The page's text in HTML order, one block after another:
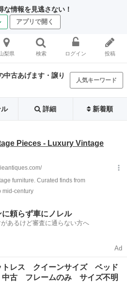
な情報を見逃さない！
アプリで開く
梨県 検索 ログイン 投稿
中古あげます・譲り
人気キーワード
詳細 新着順
に頼らず車にノレル
あるけど審査に通らない方へ
Ad
トレス クイーンサイズ ベッド
古 フレームのみ サイズ不明